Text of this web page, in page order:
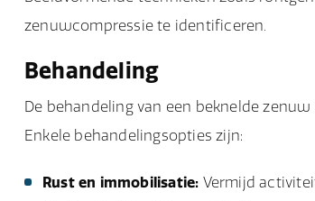
zenuwcompressie te identificeren.
Behandeling
De behandeling van een beknelde
Enkele behandelingsopties zijn:
Rust en immobilisatie: Vermijd